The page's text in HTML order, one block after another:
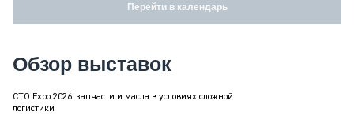
Перейти в календарь
Обзор выставок
СТО Expo 2026: запчасти и масла в условиях сложной
логистики